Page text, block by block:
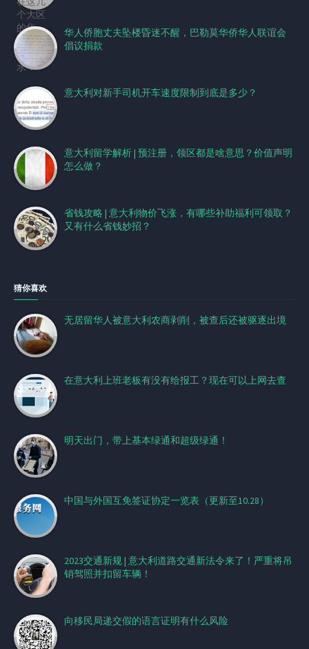
华人侨胞丈夫坠楼昏迷不醒，巴勒莫华侨华人联谊会
倡议捐款
意大利对新手司机开车速度限制到底是多少？
意大利留学解析 | 预注册，领区都是啥意思？价值声明
怎么做？
省钱攻略 | 意大利物价飞涨，有哪些补助福利可领取？
又有什么省钱妙招？
猜你喜欢
无居留华人被意大利农商剥削，被查后还被驱逐出境
在意大利上班老板有没有给报工？现在可以上网去查
明天出门，带上基本绿通和超级绿通！
中国与外国互免签证协定一览表（更新至10.28）
2023交通新规 | 意大利道路交通新法令来了！严重将吊
销驾照并扣留车辆！
向移民局递交假的语言证明有什么风险